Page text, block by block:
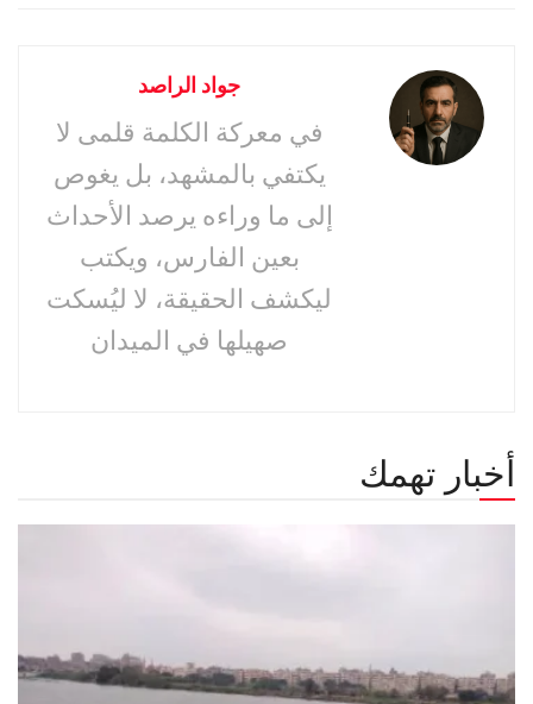
جواد الراصد
في معركة الكلمة قلمى لا
يكتفي بالمشهد، بل يغوص
إلى ما وراءه يرصد الأحداث
بعين الفارس، ويكتب
ليكشف الحقيقة، لا ليُسكت
صهيلها في الميدان
أخبار تهمك